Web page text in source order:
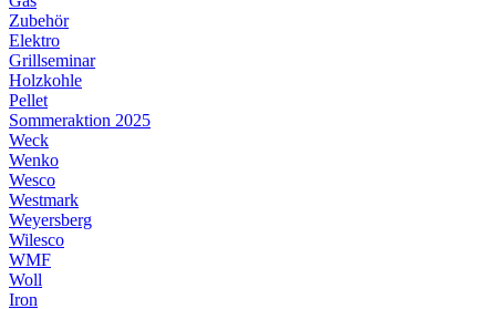
Zubehör
Elektro
Grillseminar
Holzkohle
Pellet
Sommeraktion 2025
Weck
Wenko
Wesco
Westmark
Weyersberg
Wilesco
WMF
Woll
Iron